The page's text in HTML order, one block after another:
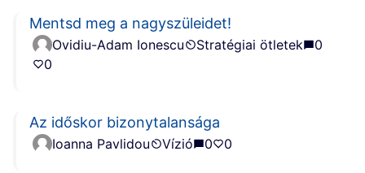
Mentsd meg a nagyszüleidet!
Ovidiu-Adam Ionescu Stratégiai ötletek
0
0
Az időskor bizonytalansága
Ioanna Pavlidou Vízió 0 0